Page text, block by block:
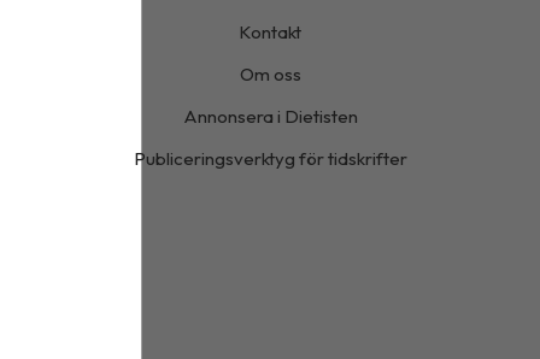
Kontakt
Om oss
Annonsera i Dietisten
Publiceringsverktyg för tidskrifter